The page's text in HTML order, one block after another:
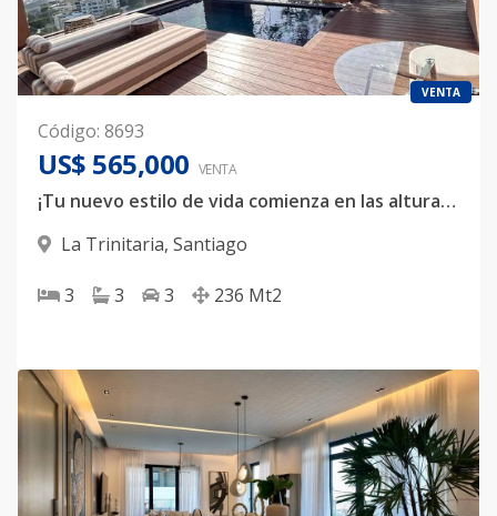
VENTA
Código: 8693
US$ 565,000 VENTA
¡Tu nuevo estilo de vida comienza en las alturas! ✨ En venta espectacular apartamento en el PISO 14 de la exclusiva Torre en La Trinitaria
La Trinitaria, Santiago
3 3 3 236 Mt2